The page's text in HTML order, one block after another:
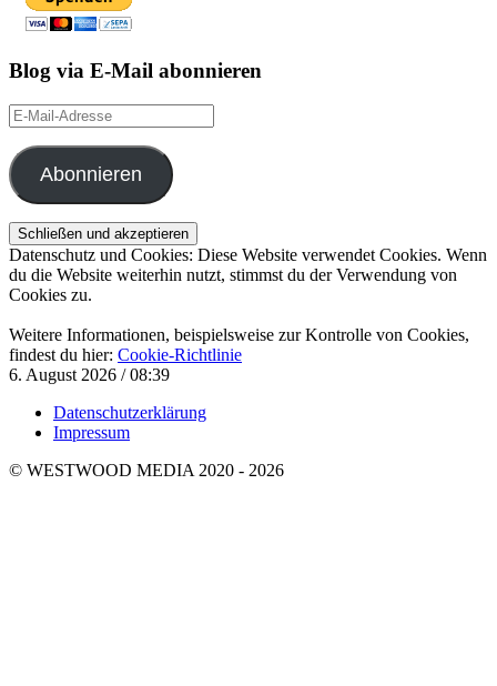
Blog via E-Mail abonnieren
E-
Mail-
Adresse
Abonnieren
Datenschutz und Cookies: Diese Website verwendet Cookies. Wenn
du die Website weiterhin nutzt, stimmst du der Verwendung von
Cookies zu.
Weitere Informationen, beispielsweise zur Kontrolle von Cookies,
findest du hier: Cookie-Richtlinie
6. August 2026 / 08:39
Datenschutzerklärung
Impressum
© WESTWOOD MEDIA 2020 - 2026